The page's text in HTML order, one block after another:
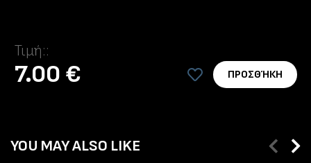
Τιμή::
7.00 € ΠΡΟΣΘΉΚΗ
YOU MAY ALSO LIKE